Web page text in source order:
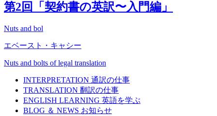
第2回「契約書の英訳〜入門編」
Nuts and bol
エベースト・キャシー
Nuts and bolts of legal translation
INTERPRETATION 通訳の仕事
TRANSLATION 翻訳の仕事
ENGLISH LEARNING 英語を学ぶ
BLOG ＆ NEWS お知らせ